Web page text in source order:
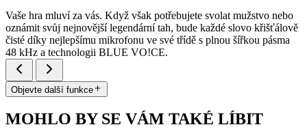
Vaše hra mluví za vás. Když však potřebujete svolat mužstvo nebo
oznámit svůj nejnovější legendární tah, bude každé slovo křišťálově
čisté díky nejlepšímu mikrofonu ve své třídě s plnou šířkou pásma
48 kHz a technologii BLUE VO!CE.
Objevte další funkce
MOHLO BY SE VÁM TAKÉ LÍBIT